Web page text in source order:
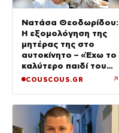
Νατάσα Θεοδωρίδου:
Η εξομολόγηση της
μητέρας της στο
αυτοκίνητο – «Έχω το
καλύτερο παιδί του
κόσμου»
COUSCOUS.GR ↗